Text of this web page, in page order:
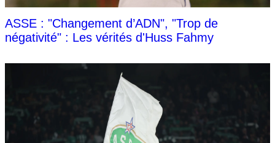
ASSE : "Changement d’ADN", "Trop de
négativité" : Les vérités d'Huss Fahmy